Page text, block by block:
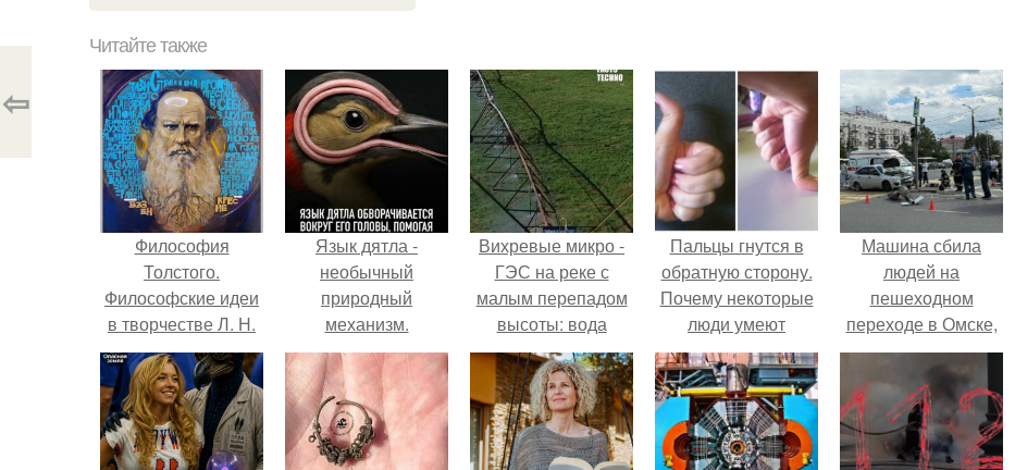
⇦
Читайте также
Философия
Толстого.
Философские идеи
в творчестве Л. Н.
Толстого.
Язык дятла -
необычный
природный
механизм.
Вихревые микро -
ГЭС на реке с
малым перепадом
высоты: вода
закручивается в
бетонной камере и
вращает
вертикальную
турбину.
Пальцы гнутся в
обратную сторону.
Почему некоторые
люди умеют
выгибать палец в
обратную сторону?
Машина сбила
людей на
пешеходном
переходе в Омске,
пострадали 8
человек.